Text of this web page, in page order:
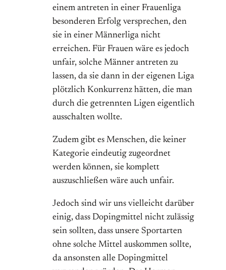
einem antreten in einer Frauenliga
besonderen Erfolg versprechen, den
sie in einer Männerliga nicht
erreichen. Für Frauen wäre es jedoch
unfair, solche Männer antreten zu
lassen, da sie dann in der eigenen Liga
plötzlich Konkurrenz hätten, die man
durch die getrennten Ligen eigentlich
ausschalten wollte.
Zudem gibt es Menschen, die keiner
Kategorie eindeutig zugeordnet
werden können, sie komplett
auszuschließen wäre auch unfair.
Jedoch sind wir uns vielleicht darüber
einig, dass Dopingmittel nicht zulässig
sein sollten, dass unsere Sportarten
ohne solche Mittel auskommen sollte,
da ansonsten alle Dopingmittel